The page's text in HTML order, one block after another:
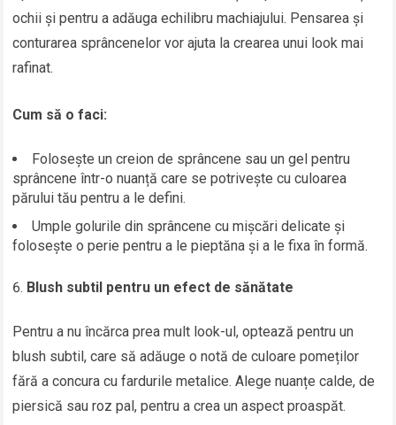
ochii și pentru a adăuga echilibru machiajului. Pensarea și
conturarea sprâncenelor vor ajuta la crearea unui look mai
rafinat.
Cum să o faci:
Folosește un creion de sprâncene sau un gel pentru
sprâncene într-o nuanță care se potrivește cu culoarea
părului tău pentru a le defini.
Umple golurile din sprâncene cu mișcări delicate și
folosește o perie pentru a le pieptăna și a le fixa în formă.
Blush subtil pentru un efect de sănătate
Pentru a nu încărca prea mult look-ul, optează pentru un
blush subtil, care să adăuge o notă de culoare pomeților
fără a concura cu fardurile metalice. Alege nuanțe calde, de
piersică sau roz pal, pentru a crea un aspect proaspăt.